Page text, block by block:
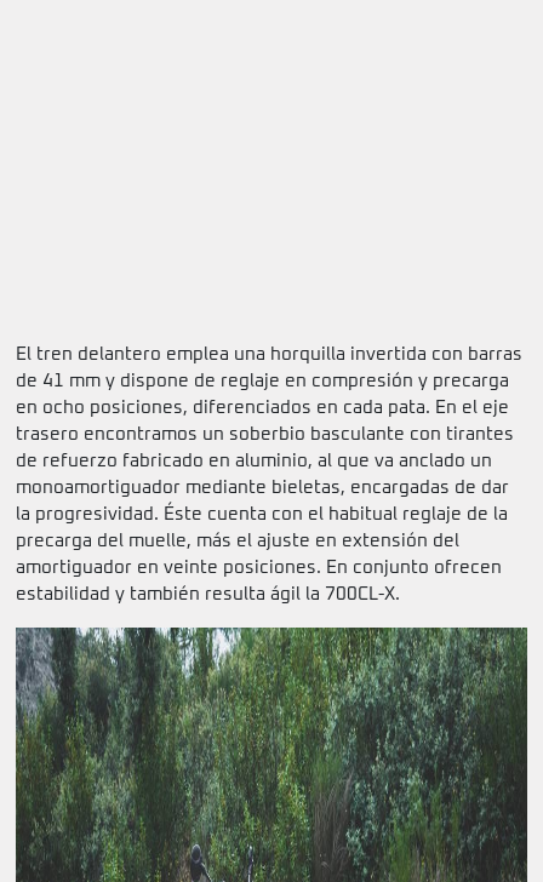
El tren delantero emplea una horquilla invertida con barras
de 41 mm y dispone de reglaje en compresión y precarga
en ocho posiciones, diferenciados en cada pata. En el eje
trasero encontramos un soberbio basculante con tirantes
de refuerzo fabricado en aluminio, al que va anclado un
monoamortiguador mediante bieletas, encargadas de dar
la progresividad. Éste cuenta con el habitual reglaje de la
precarga del muelle, más el ajuste en extensión del
amortiguador en veinte posiciones. En conjunto ofrecen
estabilidad y también resulta ágil la 700CL-X.